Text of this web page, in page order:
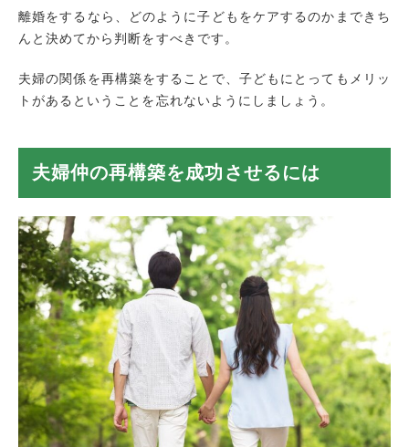
離婚をするなら、どのように子どもをケアするのかまできち
んと決めてから判断をすべきです。
夫婦の関係を再構築をすることで、子どもにとってもメリッ
トがあるということを忘れないようにしましょう。
夫婦仲の再構築を成功させるには